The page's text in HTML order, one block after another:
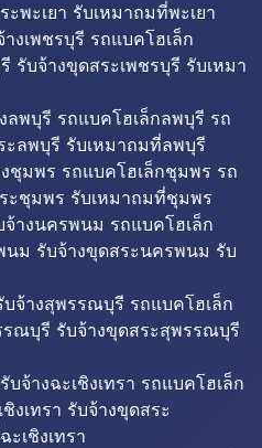
ะพะเยา รับเหมาถมที่พะเยา
งเพชรบุรี รถแบคโฮเล็ก
รับจ้างขุดสระเพชรบุรี รับเหมา
ลพบุรี รถแบคโฮเล็กลพบุรี รถ
ะลพบุรี รับเหมาถมที่ลพบุรี
ชุมพร รถแบคโฮเล็กชุมพร รถ
ะชุมพร รับเหมาถมที่ชุมพร
างนครพนม รถแบคโฮเล็ก
ม รับจ้างขุดสระนครพนม รับ
จ้างสุพรรณบุรี รถแบคโฮเล็ก
ณบุรี รับจ้างขุดสระสุพรรณบุรี
บจ้างฉะเชิงเทรา รถแบคโฮเล็ก
งเทรา รับจ้างขุดสระ
ะเชิงเทรา